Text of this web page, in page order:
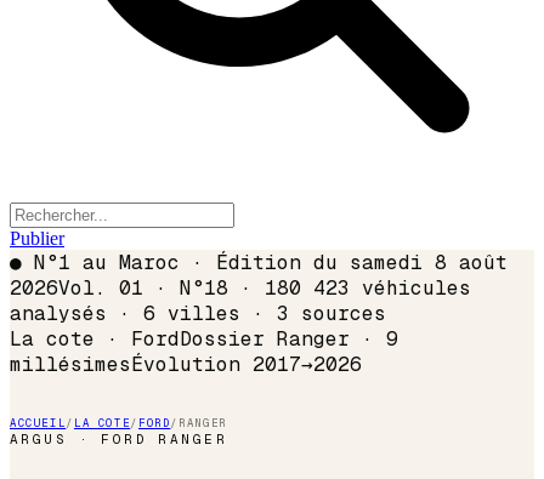
Publier
● N°1 au Maroc · Édition du samedi 8 août
2026Vol. 01 · N°18 · 180 423 véhicules
analysés · 6 villes · 3 sources
La cote · FordDossier Ranger · 9
millésimesÉvolution 2017→2026
ACCUEIL/ LA COTE/ FORD/ RANGER
ARGUS · FORD RANGER